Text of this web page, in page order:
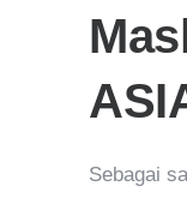
Sebagai